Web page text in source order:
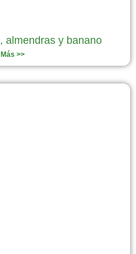
almendras y banano
>>